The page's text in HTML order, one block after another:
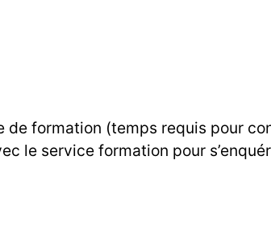
de formation (temps requis pour
le service formation pour